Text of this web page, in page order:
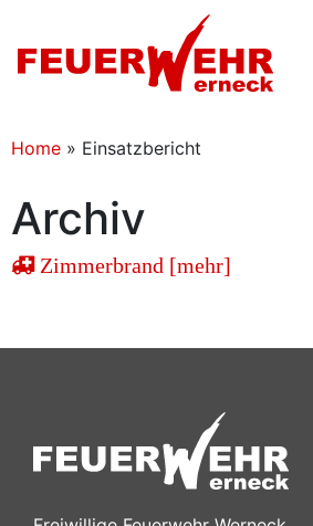
Home » Einsatzbericht
Archiv
Zimmerbrand [mehr]